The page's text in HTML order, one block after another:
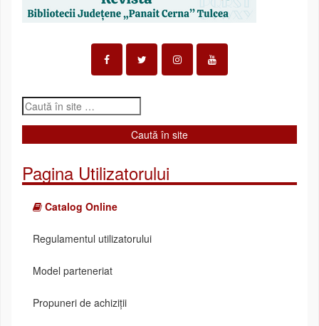
Pagina Utilizatorului
Catalog Online
Regulamentul utilizatorului
Model parteneriat
Propuneri de achiziții